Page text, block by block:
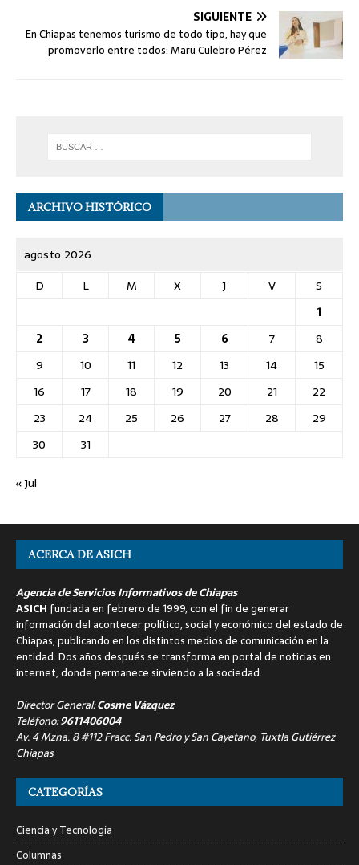
SIGUIENTE
En Chiapas tenemos turismo de todo tipo, hay que
promoverlo entre todos: Maru Culebro Pérez
ARCHIVO HISTÓRICO
agosto 2026
D
L M X J V
S
1
2
3 4 5 6 7
8
9
10 11 12 13 14
15
16
17 18 19 20 21
22
23
24 25 26 27 28
29
30
31
« Jul
ACERCA DE ASICH
Agencia de Servicios Informativos de Chiapas
ASICH fundada en febrero de 1999, con el fin de generar
información del acontecer político, social y económico del estado de
Chiapas, publicando en los distintos medios de comunicación en la
entidad. Dos años después se transforma en portal de noticias en
internet, donde permanece sirviendo a la sociedad.
Director General:Cosme Vázquez
Teléfono:9611406004
Av. 4 Mzna. 8 #112 Fracc. San Pedro y San Cayetano, Tuxtla Gutiérrez
Chiapas
CATEGORÍAS
Ciencia y Tecnología
Columnas